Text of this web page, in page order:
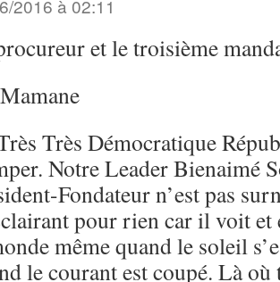
2016 à 02:11
et le troisième
Très Démocratique
Notre Leader Bienaimé
Fondateur n’est pas
pour rien car il voit et
même quand le soleil
le courant est coupé. Là